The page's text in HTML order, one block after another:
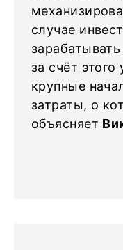
случае
за счёт
крупные
затраты, о
объясняет